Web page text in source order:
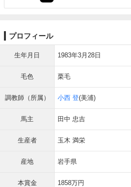
プロフィール
生年月日 1983年3月28日
毛色 栗毛
調教師（所属） 小西 登(美浦)
馬主 田中 忠吉
生産者 玉木 満栄
産地 岩手県
本賞金 1858万円